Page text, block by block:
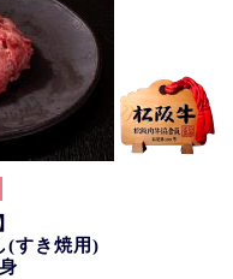
(すき焼用)